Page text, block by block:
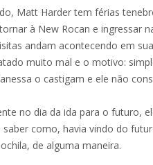
Matt Harder tem férias
à New Rocan e ingressar
andam acontecendo em
muito mal e o motivo:
o castigam e ele não
no dia da ida para o futuro,
como, havia vindo do
de alguma maneira.